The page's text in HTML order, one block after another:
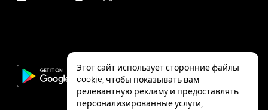
Этот сайт использует сторонние файлы
cookie, чтобы показывать вам
релевантную рекламу и предоставлять
персонализированные услуги,